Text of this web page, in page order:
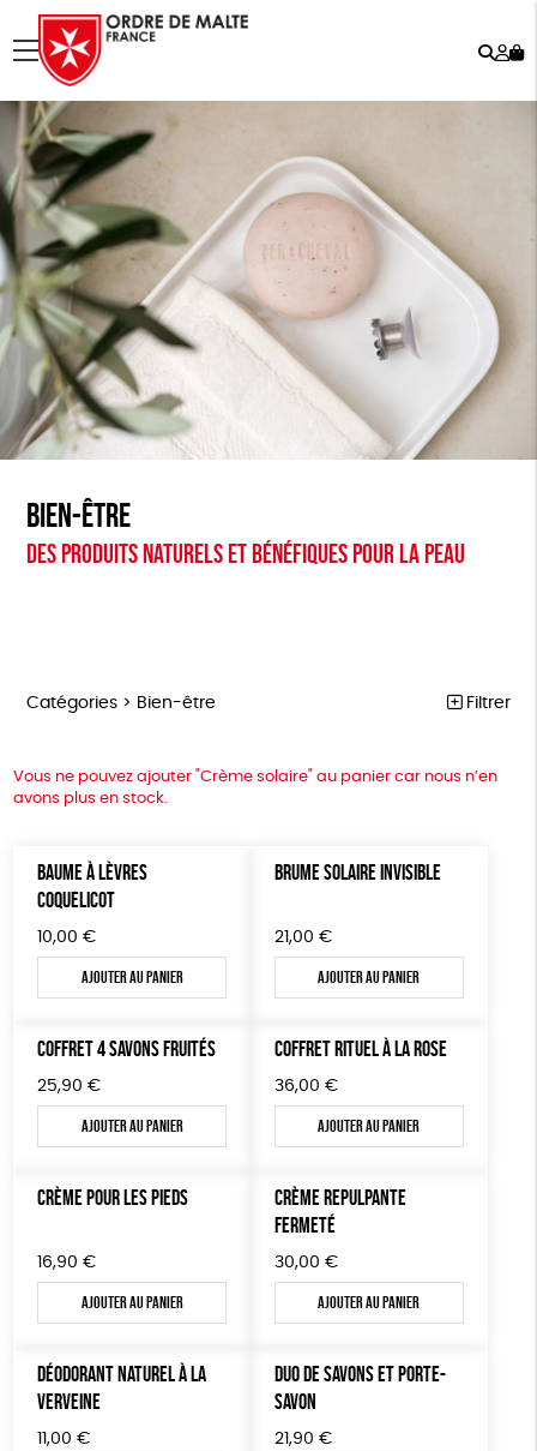
menu
Bien-être
Des produits naturels et bénéfiques pour la peau
Catégories > Bien-être Filtrer
ACCESSOIRES
BIEN-ÊTRE
ÉPICERIE
PAPETERIE
JEUX
Trier par
Par défaut
Nouveauté
Prix : du - cher au + cher
Disponibilité
0 € - 50 €
50 € - 100 €
100 € - 150 €
Plus de 200€
Mots clés
Agriculture Biologique Fairtrade
Biodégradable FSC
Textile Bio Fabriqué en France
Vous ne pouvez ajouter "Crème solaire" au panier car nous n’en
avons plus en stock.
BAUME À LÈVRES
COQUELICOT
10,00 €
Ajouter au panier
BRUME SOLAIRE INVISIBLE
21,00 €
Ajouter au panier
COFFRET 4 SAVONS FRUITÉS
25,90 €
Ajouter au panier
COFFRET RITUEL À LA ROSE
36,00 €
Ajouter au panier
CRÈME POUR LES PIEDS
16,90 €
Ajouter au panier
CRÈME REPULPANTE
FERMETÉ
30,00 €
Ajouter au panier
DÉODORANT NATUREL À LA
VERVEINE
11,00 €
DUO DE SAVONS ET PORTE-
SAVON
21,90 €